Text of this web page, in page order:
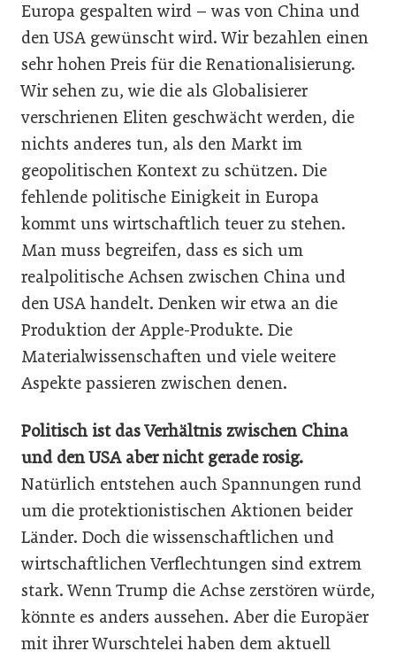
Europa gespalten wird – was von China und
den USA gewünscht wird. Wir bezahlen einen
sehr hohen Preis für die Renationalisierung.
Wir sehen zu, wie die als Globalisierer
verschrienen Eliten geschwächt werden, die
nichts anderes tun, als den Markt im
geopolitischen Kontext zu schützen. Die
fehlende politische Einigkeit in Europa
kommt uns wirtschaftlich teuer zu stehen.
Man muss begreifen, dass es sich um
realpolitische Achsen zwischen China und
den USA handelt. Denken wir etwa an die
Produktion der Apple-Produkte. Die
Materialwissenschaften und viele weitere
Aspekte passieren zwischen denen.
Politisch ist das Verhältnis zwischen China
und den USA aber nicht gerade rosig.
Natürlich entstehen auch Spannungen rund
um die protektionistischen Aktionen beider
Länder. Doch die wissenschaftlichen und
wirtschaftlichen Verflechtungen sind extrem
stark. Wenn Trump die Achse zerstören würde,
könnte es anders aussehen. Aber die Europäer
mit ihrer Wurschtelei haben dem aktuell